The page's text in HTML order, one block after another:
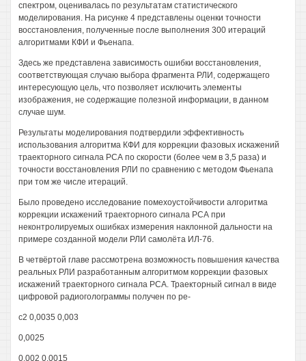
спектром, оценивалась по результатам статистического
моделирования. На рисунке 4 представлены оценки точности
восстановления, полученные после выполнения 300 итераций
алгоритмами КФИ и Фьенапа.
Здесь же представлена зависимость ошибки восстановления,
соответствующая случаю выбора фрагмента РЛИ, содержащего
интересующую цель, что позволяет исключить элементы
изображения, не содержащие полезной информации, в данном
случае шум.
Результаты моделирования подтвердили эффективность
использования алгоритма КФИ для коррекции фазовых искажений
траекторного сигнала РСА по скорости (более чем в 3,5 раза) и
точности восстановления РЛИ по сравнению с методом Фьенапа
при том же числе итераций.
Было проведено исследование помехоустойчивости алгоритма
коррекции искажений траекторного сигнала РСА при
неконтролируемых ошибках измерения наклонной дальности на
примере созданной модели РЛИ самолёта ИЛ-76.
В четвёртой главе рассмотрена возможность повышения качества
реальных РЛИ разработанным алгоритмом коррекции фазовых
искажений траекторного сигнала РСА. Траекторный сигнал в виде
цифровой радиоголограммы получен по ре-
с2 0,0035 0,003
0,0025
0,002 0,0015